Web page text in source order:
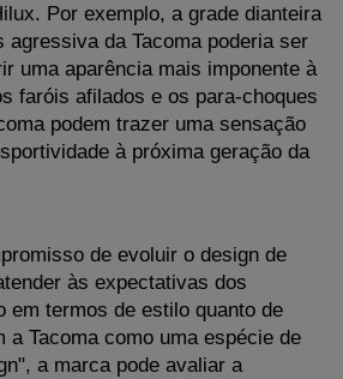
Por exemplo, a grade dianteira
agressiva da Tacoma poderia ser
uma aparência mais imponente à
faróis afilados e os para-choques
podem trazer uma sensação
à próxima geração da
de evoluir o design de
às expectativas dos
em termos de estilo quanto de
a Tacoma como uma espécie de
a marca pode avaliar a